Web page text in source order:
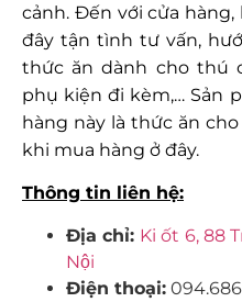
cảnh. Đến với cửa
đây tận tình tư vấn,
thức ăn dành cho thú
phụ kiện đi kèm,… Sản
hàng này là thức ăn
khi mua hàng ở đây.
Thông tin liên hệ:
Địa chỉ: Ki ốt 6, 88
Nội
Điện thoại: